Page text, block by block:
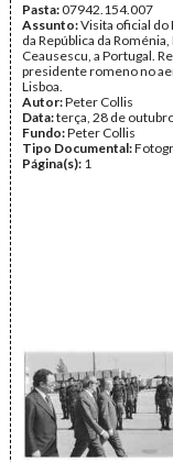
Pasta:07942.154.007
Assunto:Visita oficial
da República da
Ceausescu, a Portugal.
presidente romeno no
Lisboa.
Autor:Peter Collis
Data:terça, 28 de
Fundo:Peter Collis
Tipo Documental:
Página(s): 1